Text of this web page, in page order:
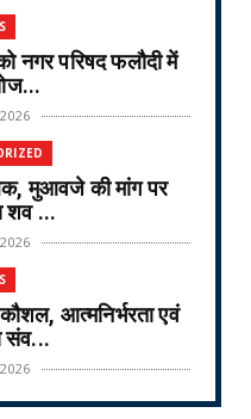
नगर परिषद फलौदी में
मुआवजे की मांग पर
शव ...
आत्मनिर्भरता एवं
संव...